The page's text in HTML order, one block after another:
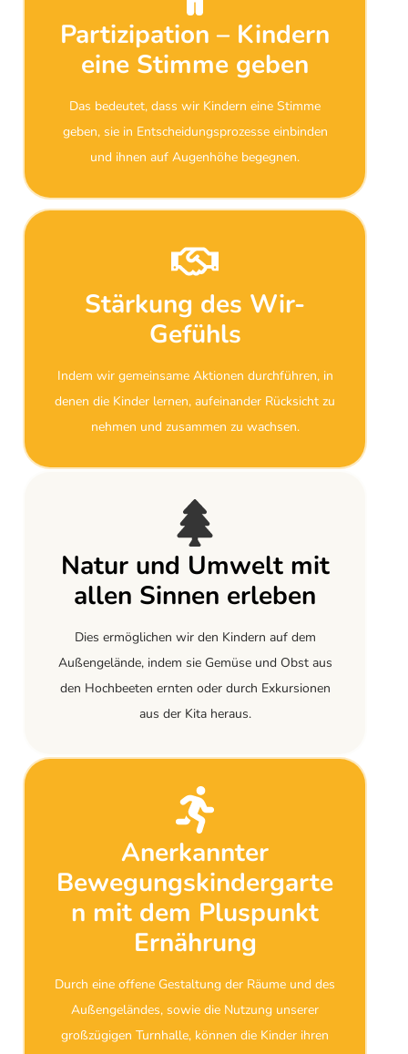
Partizipation – Kindern
eine Stimme geben
Das bedeutet, dass wir Kindern eine Stimme
geben, sie in Entscheidungsprozesse einbinden
und ihnen auf Augenhöhe begegnen.
Stärkung des Wir-
Gefühls
Indem wir gemeinsame Aktionen durchführen, in
denen die Kinder lernen, aufeinander Rücksicht zu
nehmen und zusammen zu wachsen.
Natur und Umwelt mit
allen Sinnen erleben
Dies ermöglichen wir den Kindern auf dem
Außengelände, indem sie Gemüse und Obst aus
den Hochbeeten ernten oder durch Exkursionen
aus der Kita heraus.
Anerkannter
Bewegungskindergarte
n mit dem Pluspunkt
Ernährung
Durch eine offene Gestaltung der Räume und des
Außengeländes, sowie die Nutzung unserer
großzügigen Turnhalle, können die Kinder ihren